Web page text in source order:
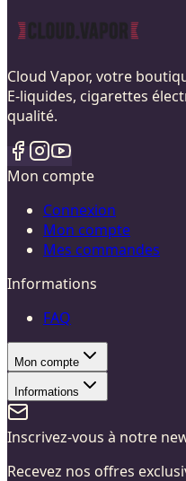
Cloud Vapor, votre
E-liquides, cigarettes
qualité.
Mon compte
Connexion
Mon compte
Mes commandes
Informations
FAQ
Mon compte
Informations
Inscrivez-vous à notre
Recevez nos offres